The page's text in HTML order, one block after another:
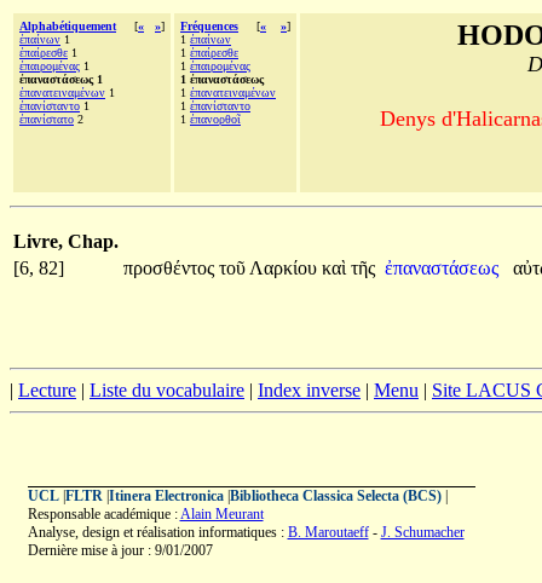
Alphabétiquement [« »]
ἐπαίνων 1
ἐπαίρεσθε 1
ἐπαιρομένας 1
ἐπαναστάσεως 1
ἐπανατειναμένων 1
ἐπανίσταντο 1
ἐπανίστατο 2
Fréquences [« »]
1 ἐπαίνων
1 ἐπαίρεσθε
1 ἐπαιρομένας
1 ἐπαναστάσεως
1 ἐπανατειναμένων
1 ἐπανίσταντο
1 ἐπανορθοῖ Denys
Livre, Chap.
[6, 82]
προσθέντος τοῦ Λαρκίου καὶ τῆς ἐπαναστάσεως
| Lecture | Liste du vocabulaire | Index inverse | Menu | Site LACUS
UCL| FLTR| Itinera Electronica| Bibliotheca Classica Selecta (BCS)|
Responsable académique :Alain Meurant
Analyse, design et réalisation informatiques : B. Maroutaeff- J. Schumacher
Dernière mise à jour : 9/01/2007